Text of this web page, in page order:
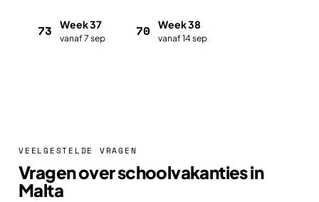
73 Week 37
vanaf 7 sep 70 Week 38
vanaf 14 sep
VEELGESTELDE VRAGEN
Vragen over schoolvakanties in
Malta